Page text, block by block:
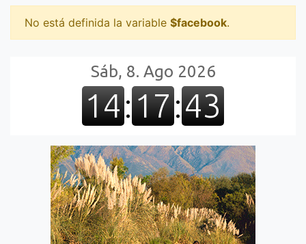
No está definida la variable $facebook.